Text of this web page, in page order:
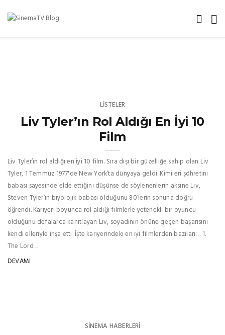
LISTELER
Liv Tyler’ın Rol Aldığı En İyi 10
Film
Liv Tyler’ın rol aldığı en iyi 10 film. Sıra dışı bir güzelliğe sahip olan Liv
Tyler, 1 Temmuz 1977'de New York’ta dünyaya geldi. Kimileri şöhretini
babası sayesinde elde ettiğini düşünse de söylenenlerin aksine Liv,
Steven Tyler’ın biyolojik babası olduğunu 80’lerin sonuna doğru
öğrendi. Kariyeri boyunca rol aldığı filmlerle yetenekli bir oyuncu
olduğunu defalarca kanıtlayan Liv, soyadının önüne geçen başarısını
kendi elleriyle inşa etti. İşte kariyerindeki en iyi filmlerden bazıları… 1.
The Lord ...
DEVAMI
SINEMA HABERLERI